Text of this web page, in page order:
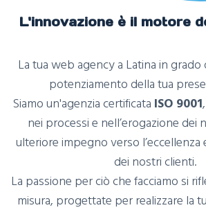
L'innovazione è il motore
La tua web agency a Latina in
potenziamento della tua
Siamo un'agenzia certificata ISO 9001
nei processi e nell’erogazione dei
ulteriore impegno verso l’eccellenza
dei nostri clienti.
La passione per ciò che facciamo si
misura, progettate per realizzare la